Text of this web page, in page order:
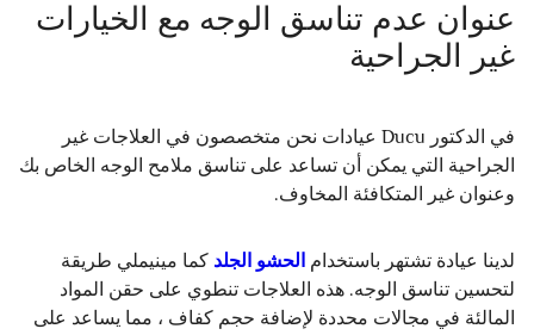
عنوان عدم تناسق الوجه مع الخيارات
غير الجراحية
في الدكتور Ducu عيادات نحن متخصصون في العلاجات غير
الجراحية التي يمكن أن تساعد على تناسق ملامح الوجه الخاص بك
وعنوان غير المتكافئة المخاوف.
لدينا عيادة تشتهر باستخدام الحشو الجلد كما مينيملي طريقة
لتحسين تناسق الوجه. هذه العلاجات تنطوي على حقن المواد
المالئة في مجالات محددة لإضافة حجم كفاف ، مما يساعد على